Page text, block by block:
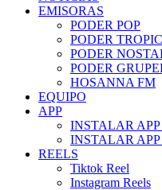
EMISORAS
PODER POP
PODER
PODER
PODER
HOSANNA FM
EQUIPO
APP
INSTALAR
INSTALAR APP
REELS
Tiktok Reel
Instagram Reels